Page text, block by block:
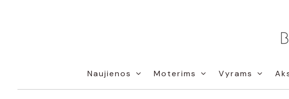
Naujienos Moterims Vyrams